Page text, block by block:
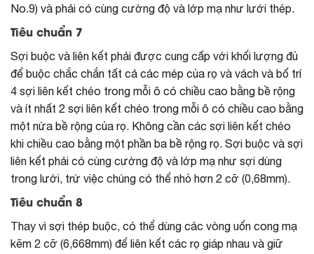
No.9) và phải có cùng cường độ và lớp mạ như lưới thép.
Tiêu chuẩn 7
Sợi buộc và liên kết phải được cung cấp với khối lượng đủ
để buộc chắc chắn tất cả các mép của rọ và vách và bố trí
4 sợi liên kết chéo trong mỗi ô có chiều cao bằng bề rộng
và ít nhất 2 sợi liên kết chéo trong mỗi ô có chiều cao bằng
một nửa bề rộng của rọ. Không cần các sợi liên kết chéo
khi chiều cao bằng một phần ba bề rộng rọ. Sợi buộc và sợi
liên kết phải có cùng cường độ và lớp mạ như sợi dùng
trong lưới, trừ việc chúng có thể nhỏ hơn 2 cỡ (0,68mm).
Tiêu chuẩn 8
Thay vì sợi thép buộc, có thể dùng các vòng uốn cong mạ
kẽm 2 cỡ (6,668mm) để liên kết các rọ giáp nhau và giữ